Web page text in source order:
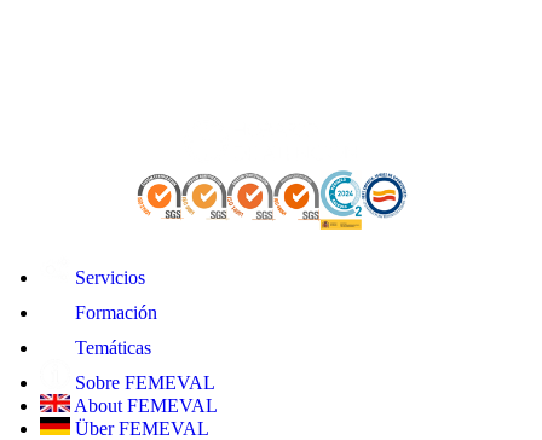
Servicios
Formación
Temáticas
Sobre FEMEVAL
About FEMEVAL
Über FEMEVAL